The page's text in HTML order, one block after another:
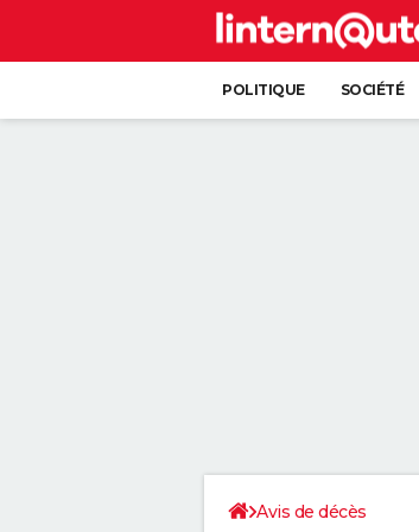
POLITIQUE SOCIÉTÉ
Avis de décès